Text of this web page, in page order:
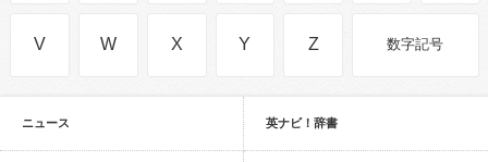
V W X Y Z 数字記号
ニュース 英ナビ！辞書